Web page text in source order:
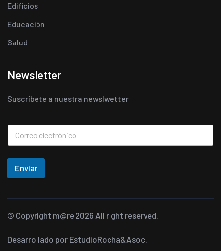
Edificios
Educación
Salud
Newsletter
Suscríbete a nuestra newslwetter
Enviar
© Copyright m@re 2026 All right reserved.
Desarrollado por EstudioRocha&Asoc.